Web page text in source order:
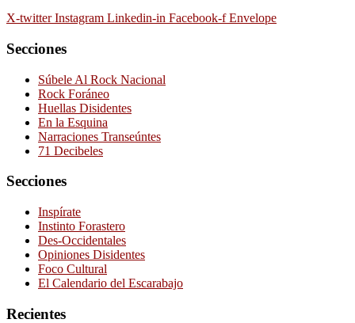
X-twitter Instagram Linkedin-in Facebook-f Envelope
Secciones
Súbele Al Rock Nacional
Rock Foráneo
Huellas Disidentes
En la Esquina
Narraciones Transeúntes
71 Decibeles
Secciones
Inspírate
Instinto Forastero
Des-Occidentales
Opiniones Disidentes
Foco Cultural
El Calendario del Escarabajo
Recientes